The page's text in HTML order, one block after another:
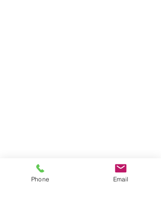
Phone Email